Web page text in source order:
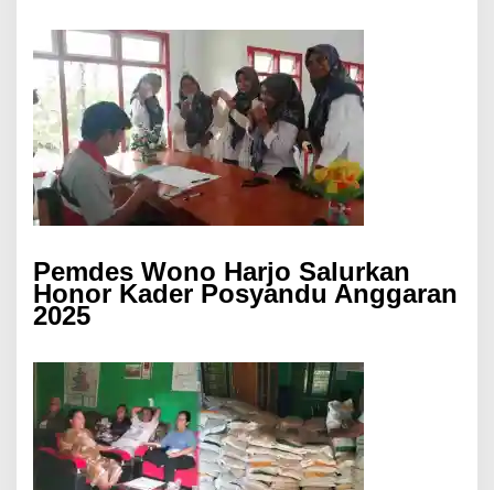
Pemdes Wono Harjo Salurkan
Honor Kader Posyandu Anggaran
2025